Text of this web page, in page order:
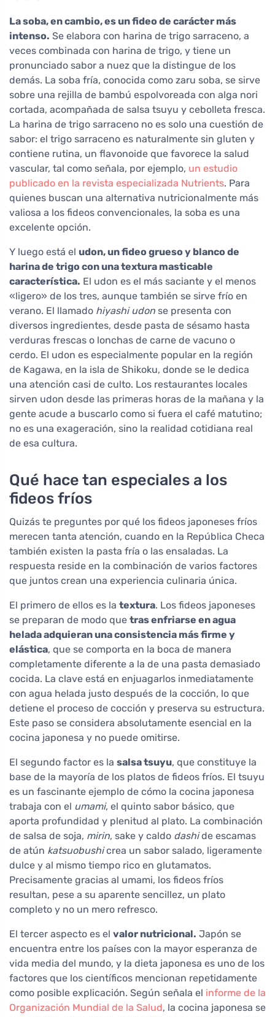
La soba, en cambio, es un fideo de carácter más
intenso. Se elabora con harina de trigo sarraceno, a
veces combinada con harina de trigo, y tiene un
pronunciado sabor a nuez que la distingue de los
demás. La soba fría, conocida como zaru soba, se sirve
sobre una rejilla de bambú espolvoreada con alga nori
cortada, acompañada de salsa tsuyu y cebolleta fresca.
La harina de trigo sarraceno no es solo una cuestión de
sabor: el trigo sarraceno es naturalmente sin gluten y
contiene rutina, un flavonoide que favorece la salud
vascular, tal como señala, por ejemplo, un estudio
publicado en la revista especializada Nutrients. Para
quienes buscan una alternativa nutricionalmente más
valiosa a los fideos convencionales, la soba es una
excelente opción.
Y luego está el udon, un fideo grueso y blanco de
harina de trigo con una textura masticable
característica. El udon es el más saciante y el menos
«ligero» de los tres, aunque también se sirve frío en
verano. El llamado hiyashi udon se presenta con
diversos ingredientes, desde pasta de sésamo hasta
verduras frescas o lonchas de carne de vacuno o
cerdo. El udon es especialmente popular en la región
de Kagawa, en la isla de Shikoku, donde se le dedica
una atención casi de culto. Los restaurantes locales
sirven udon desde las primeras horas de la mañana y la
gente acude a buscarlo como si fuera el café matutino;
no es una exageración, sino la realidad cotidiana real
de esa cultura.
Qué hace tan especiales a los
fideos fríos
Quizás te preguntes por qué los fideos japoneses fríos
merecen tanta atención, cuando en la República Checa
también existen la pasta fría o las ensaladas. La
respuesta reside en la combinación de varios factores
que juntos crean una experiencia culinaria única.
El primero de ellos es la textura. Los fideos japoneses
se preparan de modo que tras enfriarse en agua
helada adquieran una consistencia más firme y
elástica, que se comporta en la boca de manera
completamente diferente a la de una pasta demasiado
cocida. La clave está en enjuagarlos inmediatamente
con agua helada justo después de la cocción, lo que
detiene el proceso de cocción y preserva su estructura.
Este paso se considera absolutamente esencial en la
cocina japonesa y no puede omitirse.
El segundo factor es la salsa tsuyu, que constituye la
base de la mayoría de los platos de fideos fríos. El tsuyu
es un fascinante ejemplo de cómo la cocina japonesa
trabaja con el umami, el quinto sabor básico, que
aporta profundidad y plenitud al plato. La combinación
de salsa de soja, mirin, sake y caldo dashide escamas
de atún katsuobushicrea un sabor salado, ligeramente
dulce y al mismo tiempo rico en glutamatos.
Precisamente gracias al umami, los fideos fríos
resultan, pese a su aparente sencillez, un plato
completo y no un mero refresco.
El tercer aspecto es el valor nutricional. Japón se
encuentra entre los países con la mayor esperanza de
vida media del mundo, y la dieta japonesa es uno de los
factores que los científicos mencionan repetidamente
como posible explicación. Según señala el informe de la
Organización Mundial de la Salud, la cocina japonesa se